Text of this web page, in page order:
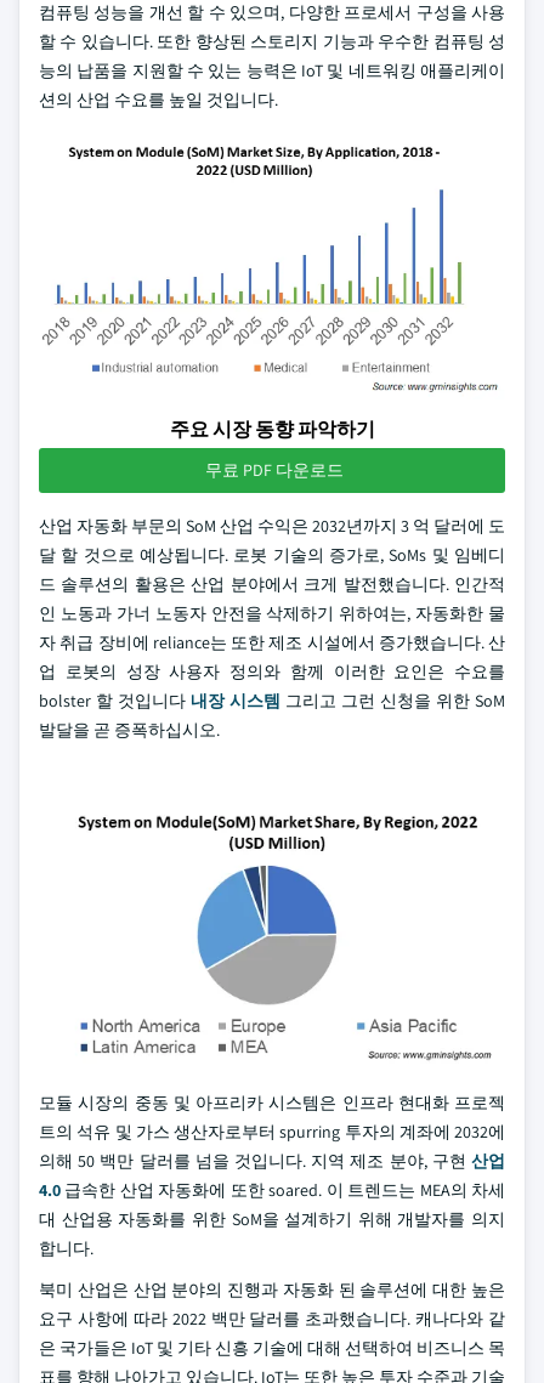
컴퓨팅 성능을 개선 할 수 있으며, 다양한 프로세서 구성을 사용
할 수 있습니다. 또한 향상된 스토리지 기능과 우수한 컴퓨팅 성
능의 납품을 지원할 수 있는 능력은 IoT 및 네트워킹 애플리케이
션의 산업 수요를 높일 것입니다.
주요 시장 동향 파악하기
무료 PDF 다운로드
산업 자동화 부문의 SoM 산업 수익은 2032년까지 3 억 달러에 도
달 할 것으로 예상됩니다. 로봇 기술의 증가로, SoMs 및 임베디
드 솔루션의 활용은 산업 분야에서 크게 발전했습니다. 인간적
인 노동과 가너 노동자 안전을 삭제하기 위하여는, 자동화한 물
자 취급 장비에 reliance는 또한 제조 시설에서 증가했습니다. 산
업 로봇의 성장 사용자 정의와 함께 이러한 요인은 수요를
bolster 할 것입니다 내장 시스템 그리고 그런 신청을 위한 SoM
발달을 곧 증폭하십시오.
모듈 시장의 중동 및 아프리카 시스템은 인프라 현대화 프로젝
트의 석유 및 가스 생산자로부터 spurring 투자의 계좌에 2032에
의해 50 백만 달러를 넘을 것입니다. 지역 제조 분야, 구현 산업
4.0 급속한 산업 자동화에 또한 soared. 이 트렌드는 MEA의 차세
대 산업용 자동화를 위한 SoM을 설계하기 위해 개발자를 의지
합니다.
북미 산업은 산업 분야의 진행과 자동화 된 솔루션에 대한 높은
요구 사항에 따라 2022 백만 달러를 초과했습니다. 캐나다와 같
은 국가들은 IoT 및 기타 신흥 기술에 대해 선택하여 비즈니스 목
표를 향해 나아가고 있습니다. IoT는 또한 높은 투자 수준과 기술